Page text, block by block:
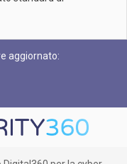
aggiornato: